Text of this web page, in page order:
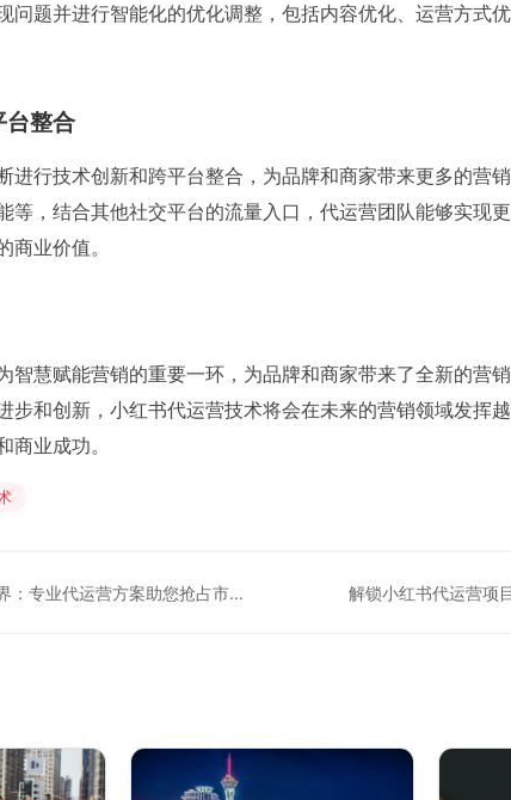
问题并进行智能化的优化调整，包括内容优化、运营方式
台整合
进行技术创新和跨平台整合，为品牌和商家带来更多的营
等，结合其他社交平台的流量入口，代运营团队能够实现
商业价值。
智慧赋能营销的重要一环，为品牌和商家带来了全新的营
步和创新，小红书代运营技术将会在未来的营销领域发挥
商业成功。
解锁小红书营销新境界：专业代运营方案助您抢占市场先机 解锁小红书代运营项